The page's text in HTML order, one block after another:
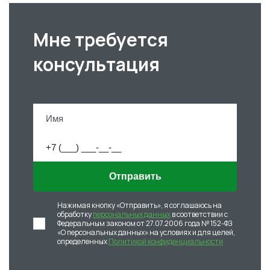
Мне требуется
консультация
Отправить
Нажимая кнопку «Отправить», я соглашаюсь на
обработкуперсональных данныхв соответствии с
Федеральным законом от 27.07.2006 года № 152-ФЗ
«О персональных данных» на условиях и для целей,
определенныхПолитикой конфиденциальности